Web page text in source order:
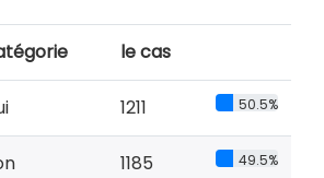
le cas
1211 50.5%
1185 49.5%